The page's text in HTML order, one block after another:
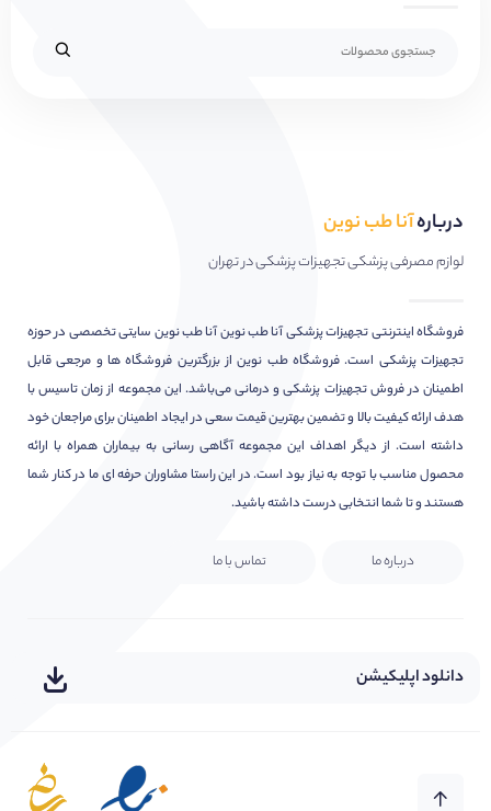
دربارهآنا طب نوین
لوازم مصرفی پزشکی تجهیزات پزشکی در تهران
فروشگاه اینترنتی تجهیزات پزشکی آنا طب نوین آنا طب نوین سایتی تخصصی در حوزه
تجهیزات پزشکی است. فروشگاه طب نوین از بزرگترین فروشگاه ها و مرجعی قابل
اطمینان در فروش تجهیزات پزشکی و درمانی می‌باشد. این مجموعه از زمان تاسیس با
هدف ارائه کیفیت بالا و تضمین بهترین قیمت سعی در ایجاد اطمینان برای مراجعان خود
داشته است. از دیگر اهداف این مجموعه آگاهی رسانی به بیماران همراه با ارائه
محصول مناسب با توجه به نیاز بود است. در این راستا مشاوران حرفه ای ما در کنار شما
هستند و تا شما انتخابی درست داشته باشید.
درباره ما تماس با ما
دانلود اپلیکیشن